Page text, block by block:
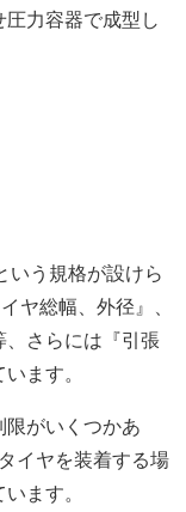
力容器で成型し
いう規格が設けら
ヤ総幅、外径』、
、さらには『引張
ます。
限がいくつかあ
イヤを装着する場
ます。